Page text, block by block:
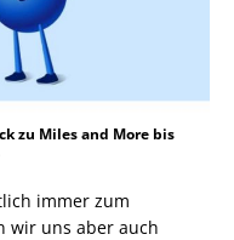
zu Miles and More bis
immer zum
wir uns aber auch